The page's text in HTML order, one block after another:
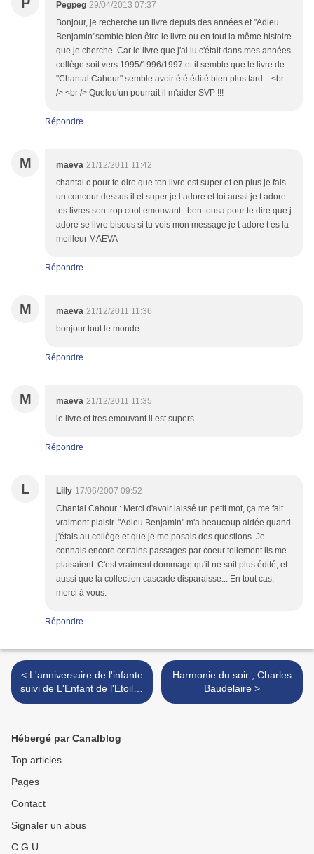
Pegpeg 29/04/2013 07:37
Bonjour, je recherche un livre depuis des années et "Adieu
Benjamin"semble bien être le livre ou en tout la même histoire
que je cherche. Car le livre que j'ai lu c'était dans mes années
collège soit vers 1995/1996/1997 et il semble que le livre de
"Chantal Cahour" semble avoir été édité bien plus tard ...<br
/> <br /> Quelqu'un pourrait il m'aider SVP !!!
Répondre
M maeva 21/12/2011 11:42
chantal c pour te dire que ton livre est super et en plus je fais
un concour dessus il et super je l adore et toi aussi je t adore
tes livres son trop cool emouvant...ben tousa pour te dire que j
adore se livre bisous si tu vois mon message je t adore t es la
meilleur MAEVA
Répondre
M maeva 21/12/2011 11:36
bonjour tout le monde
Répondre
M maeva 21/12/2011 11:35
le livre et tres emouvant il est supers
Répondre
L Lilly 17/06/2007 09:52
Chantal Cahour : Merci d'avoir laissé un petit mot, ça me fait
vraiment plaisir. "Adieu Benjamin" m'a beaucoup aidée quand
j'étais au collège et que je me posais des questions. Je
connais encore certains passages par coeur tellement ils me
plaisaient. C'est vraiment dommage qu'il ne soit plus édité, et
aussi que la collection cascade disparaisse... En tout cas,
merci à vous.
Répondre
< L'anniversaire de l'infante
suivi de L'Enfant de l'Etoile ;
Oscar Wilde
Harmonie du soir ; Charles
Baudelaire >
Hébergé par Canalblog
Top articles
Pages
Contact
Signaler un abus
C.G.U.